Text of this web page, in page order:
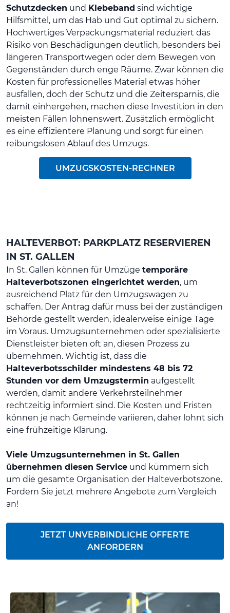
Schutzdecken und Klebeband sind wichtige
Hilfsmittel, um das Hab und Gut optimal zu sichern.
Hochwertiges Verpackungsmaterial reduziert das
Risiko von Beschädigungen deutlich, besonders bei
längeren Transportwegen oder dem Bewegen von
Gegenständen durch enge Räume. Zwar können die
Kosten für professionelles Material etwas höher
ausfallen, doch der Schutz und die Zeitersparnis, die
damit einhergehen, machen diese Investition in den
meisten Fällen lohnenswert. Zusätzlich ermöglicht
es eine effizientere Planung und sorgt für einen
reibungslosen Ablauf des Umzugs.
UMZUGSKOSTEN-RECHNER
HALTEVERBOT: PARKPLATZ RESERVIEREN
IN ST. GALLEN
In St. Gallen können für Umzüge temporäre
Halteverbotszonen eingerichtet werden, um
ausreichend Platz für den Umzugswagen zu
schaffen. Der Antrag dafür muss bei der zuständigen
Behörde gestellt werden, idealerweise einige Tage
im Voraus. Umzugsunternehmen oder spezialisierte
Dienstleister bieten oft an, diesen Prozess zu
übernehmen. Wichtig ist, dass die
Halteverbotsschilder mindestens 48 bis 72
Stunden vor dem Umzugstermin aufgestellt
werden, damit andere Verkehrsteilnehmer
rechtzeitig informiert sind. Die Kosten und Fristen
können je nach Gemeinde variieren, daher lohnt sich
eine frühzeitige Klärung.
Viele Umzugsunternehmen in St. Gallen
übernehmen diesen Service und kümmern sich
um die gesamte Organisation der Halteverbotszone.
Fordern Sie jetzt mehrere Angebote zum Vergleich
an!
JETZT UNVERBINDLICHE OFFERTE
ANFORDERN